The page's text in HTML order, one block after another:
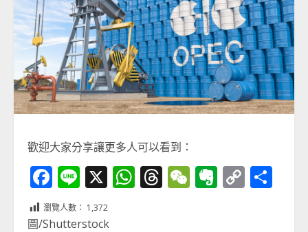
歡迎大家分享讓更多人可以看到：
Facebook
Line
X WhatsApp
Threads
WeChat
Evernote
Copy
瀏覽人數： 1,372
圖/Shutterstock